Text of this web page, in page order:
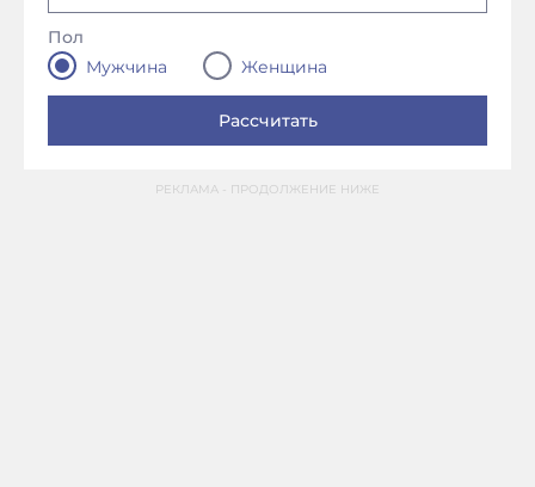
Пол
Мужчина
Женщина
РЕКЛАМА - ПРОДОЛЖЕНИЕ НИЖЕ